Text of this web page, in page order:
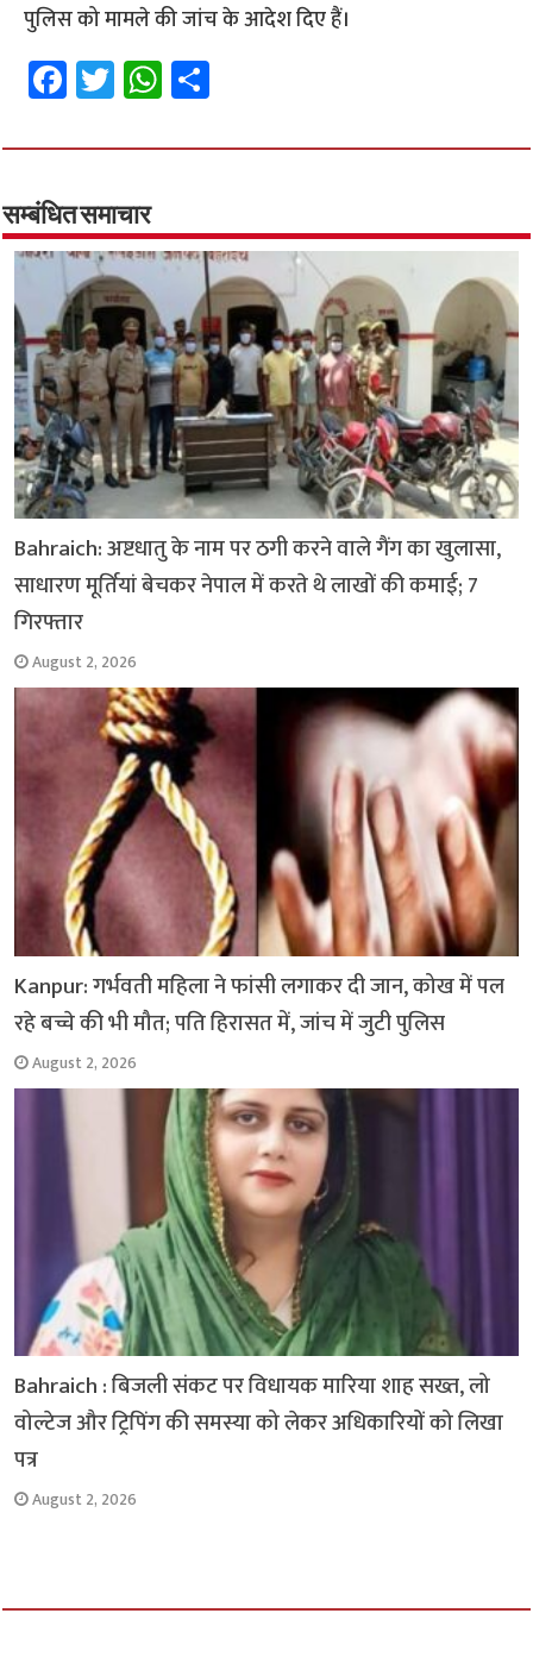
पुलिस को मामले की जांच के आदेश दिए हैं।
Fa
ce
b
o
o
k
T
wi
tt
er
W
h
at
p
p
ar
सम्बंधित समाचार
Bahraich: अष्टधातु के नाम पर ठगी करने वाले गैंग का खुलासा,
साधारण मूर्तियां बेचकर नेपाल में करते थे लाखों की कमाई; 7
गिरफ्तार
August 2, 2026
Kanpur: गर्भवती महिला ने फांसी लगाकर दी जान, कोख में पल
रहे बच्चे की भी मौत; पति हिरासत में, जांच में जुटी पुलिस
August 2, 2026
Bahraich : बिजली संकट पर विधायक मारिया शाह सख्त, लो
वोल्टेज और ट्रिपिंग की समस्या को लेकर अधिकारियों को लिखा
पत्र
August 2, 2026